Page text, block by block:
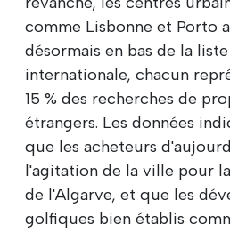
comme Lisbonne et Porto
désormais en bas de la
internationale, chacun
15 % des recherches de
étrangers. Les données
que les acheteurs
l'agitation de la ville pour
de l'Algarve, et que les
golfiques bien établis